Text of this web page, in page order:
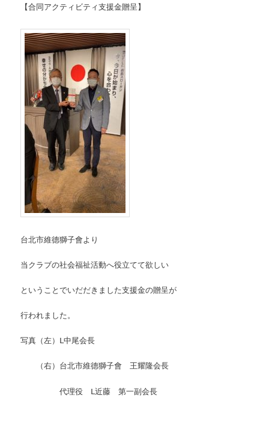
【合同アクティビティ支援金贈呈】
台北市維德獅子會より
当クラブの社会福祉活動へ役立てて欲しい
ということでいだだきました支援金の贈呈が
行われました。
写真（左）Ⅼ中尾会長
（右）台北市維德獅子會 王耀隆会長
代理役 Ⅼ近藤 第一副会長